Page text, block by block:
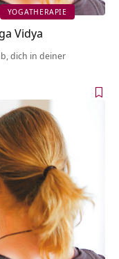
YOGATHERAPIE
Vidya
dich in deiner